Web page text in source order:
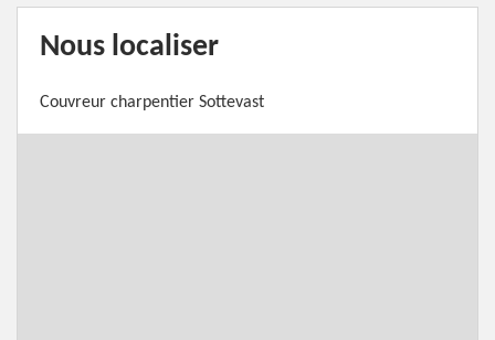
Nous localiser
Couvreur charpentier Sottevast